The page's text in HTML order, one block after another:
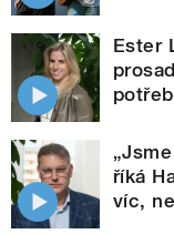
Ester
říká
víc,